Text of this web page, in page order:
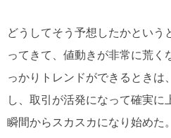
どうしてそう予想したかという
ってきて、値動きが非常に荒く
っかりトレンドができるときは
し、取引が活発になって確実に
瞬間からスカスカになり始めた